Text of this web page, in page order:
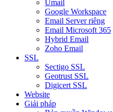
Umail
Google Workspace
Email Server riêng
Email Microsoft 365
Hybrid Email
Zoho Email
SSL
Sectigo SSL
Geotrust SSL
Digicert SSL
Website
Giải pháp